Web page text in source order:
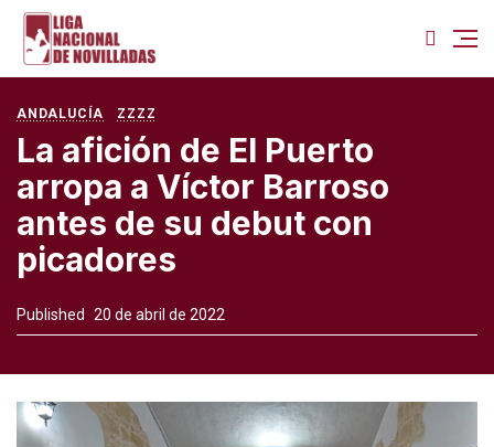
ANDALUCÍA ZZZZ
La afición de El Puerto
arropa a Víctor Barroso
antes de su debut con
picadores
Published 20 de abril de 2022